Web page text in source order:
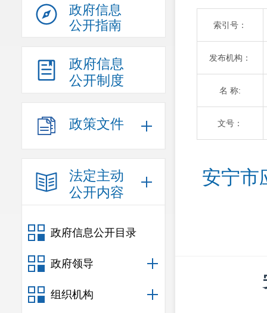
政府信息
公开指南
政府信息
公开制度
政策文件
法定主动
公开内容
政府信息公开目录
政府领导
组织机构
索引号：
发布机构：
名 称:
文号：
安宁市